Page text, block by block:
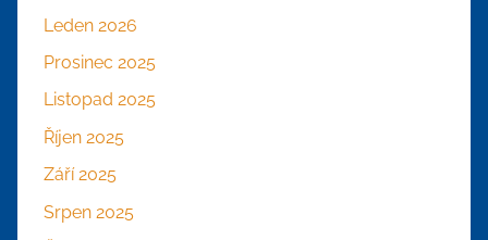
Leden 2026
Prosinec 2025
Listopad 2025
Říjen 2025
Září 2025
Srpen 2025